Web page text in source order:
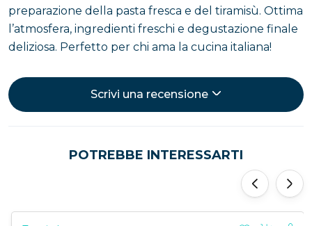
preparazione della pasta fresca e del tiramisù. Ottima
l’atmosfera, ingredienti freschi e degustazione finale
deliziosa. Perfetto per chi ama la cucina italiana!
Scrivi una recensione
POTREBBE INTERESSARTI
‹ ›